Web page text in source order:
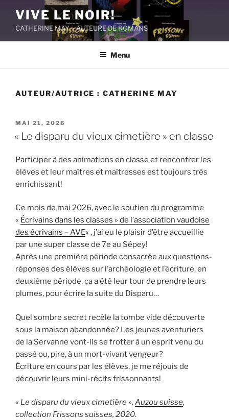
contenu
principal
VIVE LE NOIR!
CATHERINE MAY – AUTEURE DE ROMANS
Menu
AUTEUR/AUTRICE :CATHERINE MAY
PUBLIÉ
LE
MAI 21, 2026
« Le disparu du vieux cimetière » en classe
Participer à des animations en classe et rencontrer les
élèves et leur maîtres et maîtresses est toujours très
enrichissant!
Ce mois de mai 2026, avec le soutien du programme
« Écrivains dans les classes » de l’association vaudoise
des écrivains – AVE« , j’ai eu le plaisir d’être accueillie
par une super classe de 7e au Sépey!
Après une première période consacrée aux questions-
réponses des élèves sur l’archéologie et l’écriture, en
deuxième période, ça a été leur tour de prendre leurs
plumes, pour écrire la suite du Disparu…
Quel sombre secret recèle la tombe vide découverte
sous la maison abandonnée? Les jeunes aventuriers
de la Servanne vont-ils se frotter à un esprit venu du
passé ou, pire, à un mort-vivant vengeur?
Écriture en cours par les élèves, je me réjouis de
découvrir leurs mini-récits frissonnants!
« Le disparu du vieux cimetière », Auzou suisse,
collection Frissons suisses, 2020.